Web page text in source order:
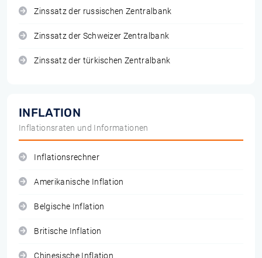
Zinssatz der russischen Zentralbank
Zinssatz der Schweizer Zentralbank
Zinssatz der türkischen Zentralbank
INFLATION
Inflationsraten und Informationen
Inflationsrechner
Amerikanische Inflation
Belgische Inflation
Britische Inflation
Chinesische Inflation